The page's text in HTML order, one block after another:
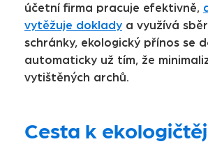
účetní firma pracuje efektivně,
vytěžuje doklady a využívá
schránky, ekologický přínos se
automaticky už tím, že
vytištěných archů.
Cesta k